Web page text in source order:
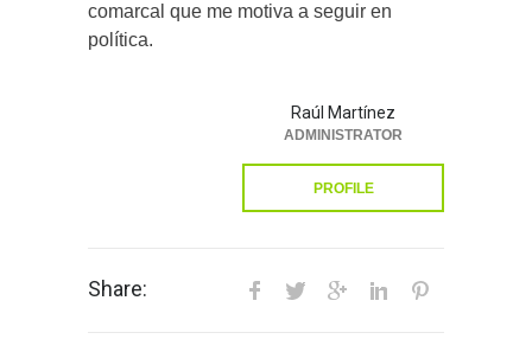
comarcal que me motiva a seguir en
política.
Raúl Martínez
ADMINISTRATOR
PROFILE
Share: